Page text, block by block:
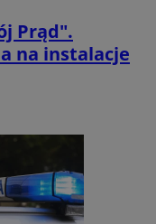
Prąd".
na instalacje